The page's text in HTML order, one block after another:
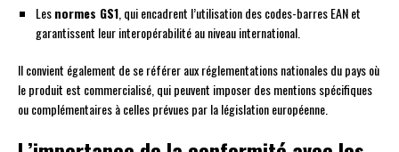
Lesnormes GS1 , qui encadrent l’utilisation des codes-barres EAN et
garantissent leur interopérabilité au niveau international.
Il convient également de se référer aux réglementations nationales du pays où
le produit est commercialisé, qui peuvent imposer des mentions spécifiques
ou complémentaires à celles prévues par la législation européenne.